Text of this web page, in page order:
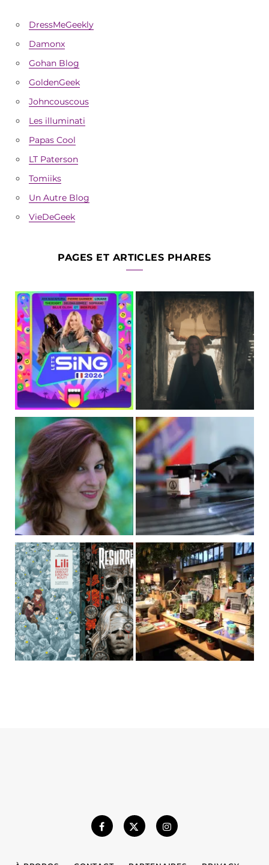
DressMeGeekly
Damonx
Gohan Blog
GoldenGeek
Johncouscous
Les illuminati
Papas Cool
LT Paterson
Tomiiks
Un Autre Blog
VieDeGeek
PAGES ET ARTICLES PHARES